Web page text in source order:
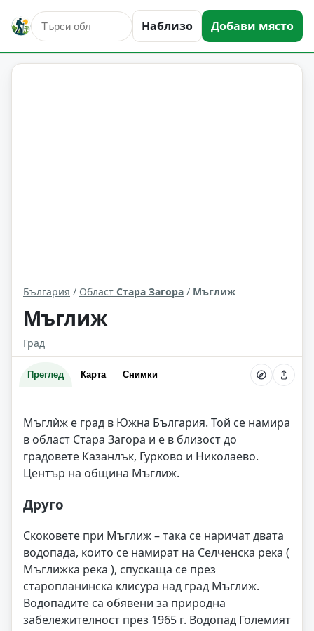
Наблизо Добави място
Мъглиж Област: Стара Загора
България / Област Стара Загора / Мъглиж
Мъглиж
Град
Преглед Карта Снимки
Мъглѝж е град в Южна България. Той се намира
в област Стара Загора и е в близост до
градовете Казанлък, Гурково и Николаево.
Център на община Мъглиж.
Друго
Скоковете при Мъглиж – така се наричат двата
водопада, които се намират на Селченска река (
Мъглижка река ), спускаща се през
старопланинска клисура над град Мъглиж.
Водопадите са обявени за природна
забележителност през 1965 г. Водопад Големият